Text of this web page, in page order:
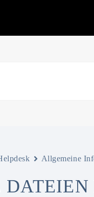
Allgemeine